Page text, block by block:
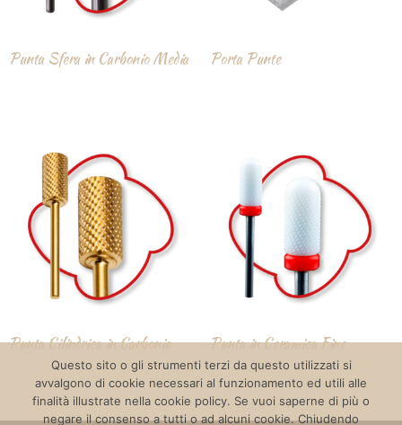
Punta Sfera in Carbonio Media Porta Punte
Punta Cilindrica in Carbonio Punta in Ceramica Fine
Questo sito o gli strumenti terzi da questo utilizzati si
avvalgono di cookie necessari al funzionamento ed utili alle
finalità illustrate nella cookie policy. Se vuoi saperne di più o
negare il consenso a tutti o ad alcuni cookie. Chiudendo